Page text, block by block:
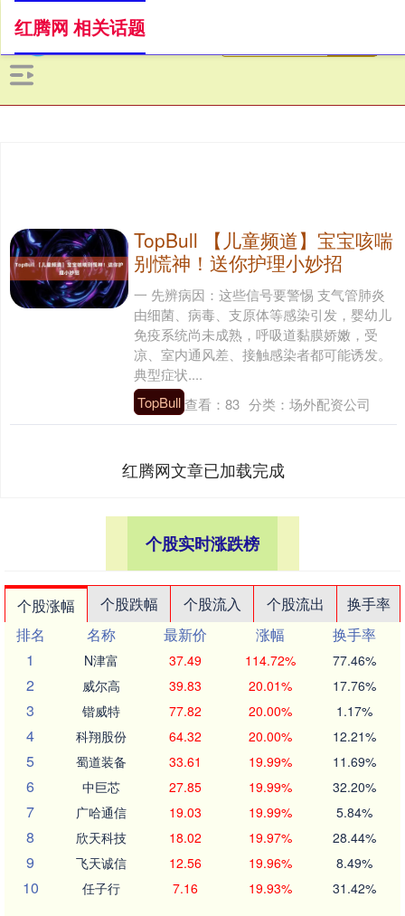
红腾网 相关话题
TopBull 【儿童频道】宝宝咳喘
别慌神！送你护理小妙招
一 先辨病因：这些信号要警惕 支气管肺炎
由细菌、病毒、支原体等感染引发，婴幼儿
免疫系统尚未成熟，呼吸道黏膜娇嫩，受
凉、室内通风差、接触感染者都可能诱发。
典型症状....
TopBull查看： 83 分类： 场外配资公司
红腾网文章已加载完成
个股实时涨跌榜
个股涨幅 个股跌幅 个股流入 个股流出
换手率
排名
名称 最新价 涨幅
换手率
1
N津富 37.49 114.72% 77.46%
2 威尔高 39.83 20.01% 17.76%
3 锴威特 77.82 20.00% 1.17%
4 科翔股份 64.32 20.00% 12.21%
5 蜀道装备 33.61 19.99% 11.69%
6 中巨芯 27.85 19.99% 32.20%
7 广哈通信 19.03 19.99% 5.84%
8 欣天科技 18.02 19.97% 28.44%
9 飞天诚信 12.56 19.96% 8.49%
10 任子行 7.16 19.93% 31.42%